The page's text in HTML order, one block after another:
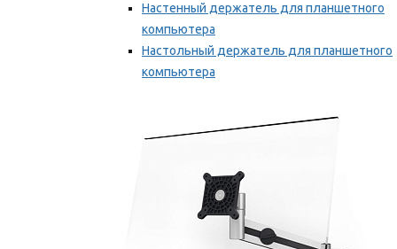
Настенный держатель для планшетного
компьютера
Настольный держатель для планшетного
компьютера